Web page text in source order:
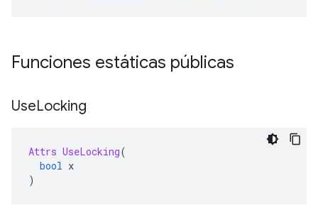
Funciones estáticas públicas
UseLocking
Attrs UseLocking(
bool x
)